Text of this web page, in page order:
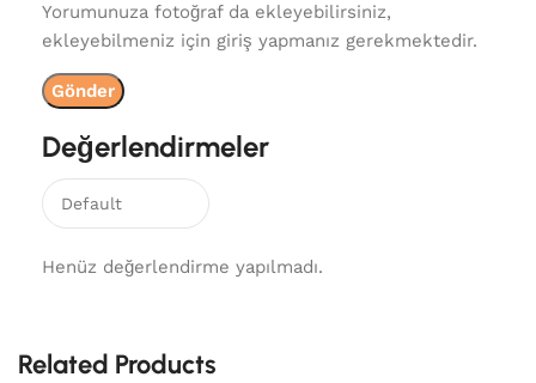
Değerlendirmeler
Henüz değerlendirme yapılmadı.
Yorumunuza fotoğraf da ekleyebilirsiniz,
ekleyebilmeniz için giriş yapmanız gerekmektedir.
Related Products